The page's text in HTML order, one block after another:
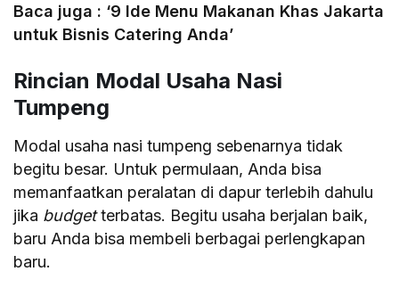
Baca juga : ‘9 Ide Menu Makanan Khas Jakarta
untuk Bisnis Catering Anda’
Rincian Modal Usaha Nasi
Tumpeng
Modal usaha nasi tumpeng sebenarnya tidak
begitu besar. Untuk permulaan, Anda bisa
memanfaatkan peralatan di dapur terlebih dahulu
jika budgetterbatas. Begitu usaha berjalan baik,
baru Anda bisa membeli berbagai perlengkapan
baru.